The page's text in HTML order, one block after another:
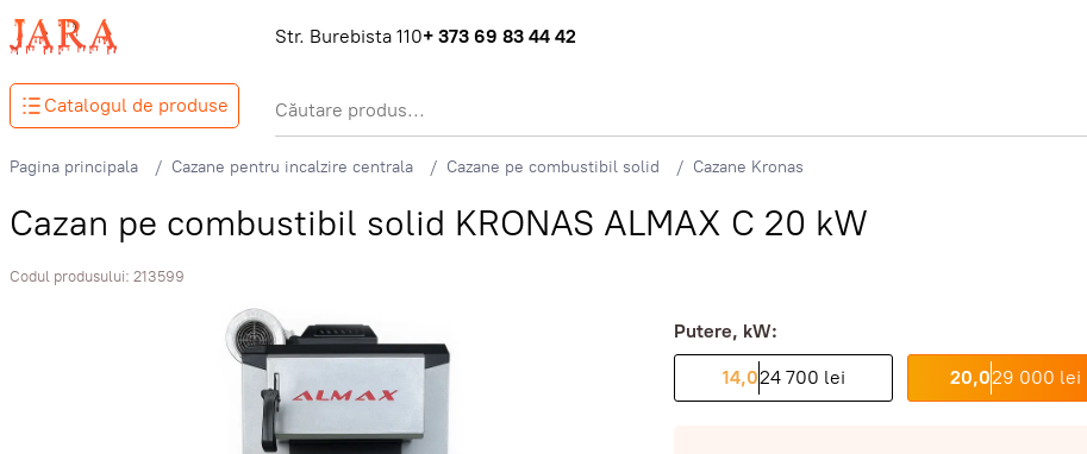
Str. Burebista 110+ 373 69 83 44 42
Catalogul de produse
Pagina principala Cazane pentru incalzire centrala Cazane pe combustibil solid Cazane Kronas
Cazan pe combustibil solid KRONAS ALMAX C 20 kW
Codul produsului: 213599
Putere, kW:
14,024 700 lei 20,029 000 lei